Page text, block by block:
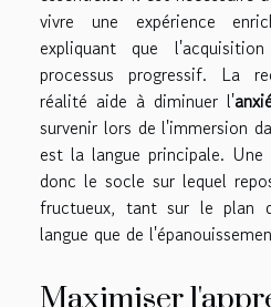
vivre une expérience
expliquant que
processus progressif. La
réalité aide à diminuer l'
survenir lors de l'immersion
est la langue principale.
donc le socle sur lequel
fructueux, tant sur le plan
langue que de
Maximiser